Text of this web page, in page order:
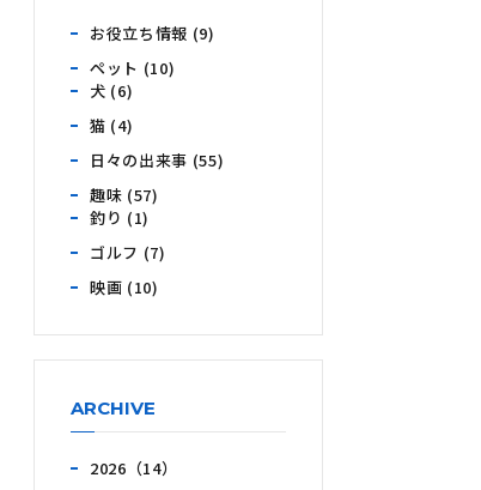
お役立ち情報 (9)
ペット (10)
犬 (6)
猫 (4)
日々の出来事 (55)
趣味 (57)
釣り (1)
ゴルフ (7)
映画 (10)
ARCHIVE
2026（14）